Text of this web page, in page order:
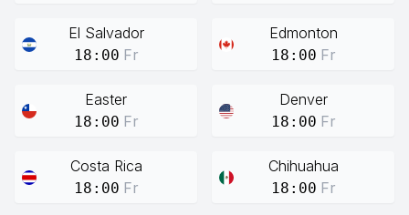
El Salvador
18:00 Fr
Edmonton
18:00 Fr
Easter
18:00 Fr
Denver
18:00 Fr
Costa Rica
18:00 Fr
Chihuahua
18:00 Fr